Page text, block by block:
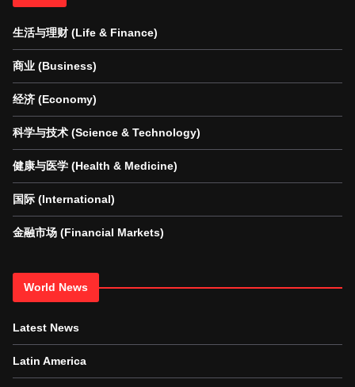
生活与理财 (Life & Finance)
商业 (Business)
经济 (Economy)
科学与技术 (Science & Technology)
健康与医学 (Health & Medicine)
国际 (International)
金融市场 (Financial Markets)
World News
Latest News
Latin America